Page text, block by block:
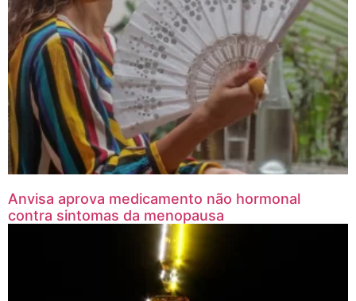
Anvisa aprova medicamento não hormonal
contra sintomas da menopausa